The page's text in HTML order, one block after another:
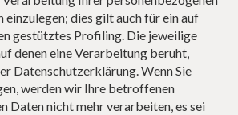
dies gilt auch für ein auf
gestütztes Profiling. Die jeweilige
denen eine Verarbeitung beruht,
Datenschutzerklärung. Wenn Sie
werden wir Ihre betroffenen
Daten nicht mehr verarbeiten, es sei